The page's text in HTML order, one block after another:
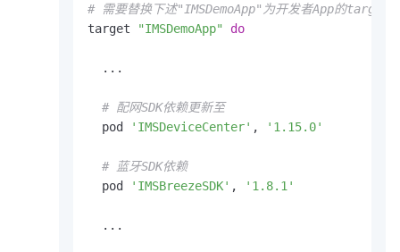
# 需要替换下述"IMSDemoApp"为开发者App的target
target
"IMSDemoApp" do
  ...
# 配网SDK依赖更新至
  pod
'IMSDeviceCenter' , '1.15.0'
# 蓝牙SDK依赖
  pod
'IMSBreezeSDK' , '1.8.1'
  ...